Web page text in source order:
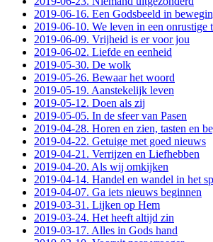
2019-06-16. Een Godsbeeld in
2019-06-10. We leven in een onrustige
2019-06-09. Vrijheid is er voor jou
2019-06-02. Liefde en eenheid
2019-05-30. De wolk
2019-05-26. Bewaar het woord
2019-05-19. Aanstekelijk leven
2019-05-12. Doen als zij
2019-05-05. In de sfeer van Pasen
2019-04-28. Horen en zien, tasten en
2019-04-22. Getuige met goed nieuws
2019-04-21. Verrijzen en Liefhebben
2019-04-20. Als wij omkijken
2019-04-14. Handel en wandel in het
2019-04-07. Ga iets nieuws beginnen
2019-03-31. Lijken op Hem
2019-03-24. Het heeft altijd zin
2019-03-17. Alles in Gods hand